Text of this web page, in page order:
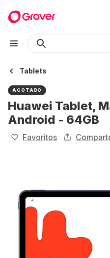
Tablets
AGOTADO
Huawei Tablet,
Android - 64GB
Favoritos